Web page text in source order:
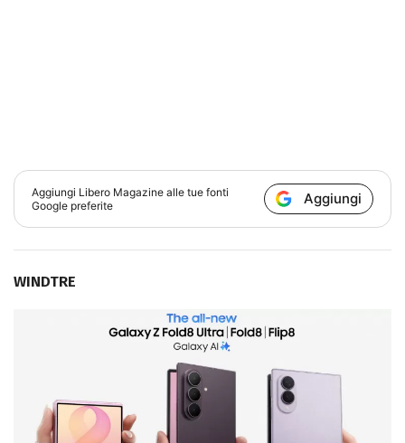
Aggiungi Libero Magazine alle tue fonti
Google preferite
Aggiungi
WINDTRE